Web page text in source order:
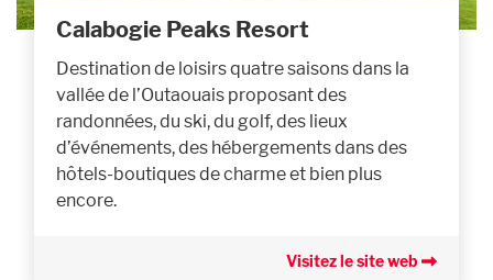
Calabogie Peaks Resort
Destination de loisirs quatre saisons dans la
vallée de l’Outaouais proposant des
randonnées, du ski, du golf, des lieux
d’événements, des hébergements dans des
hôtels-boutiques de charme et bien plus
encore.
Visitez le site web